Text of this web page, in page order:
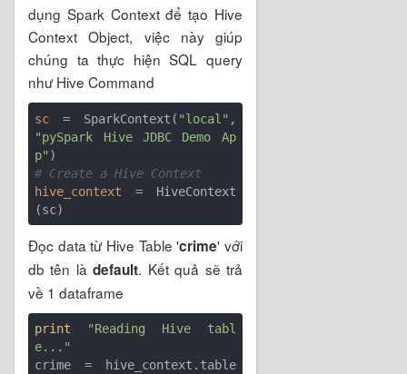
dụng Spark Context để tạo Hive
Context Object, việc này giúp
chúng ta thực hiện SQL query
như Hive Command
sc = SparkContext( "local"
"pySpark Hive JDBC Demo Ap
p"
# Create a Hive Context
hive_context = HiveContext
Đọc data từ Hive Table 'crime' với
db tên làdefault. Kết quả sẽ trả
về 1 dataframe
print
"Reading Hive tabl
e..."
crime = hive_context.table